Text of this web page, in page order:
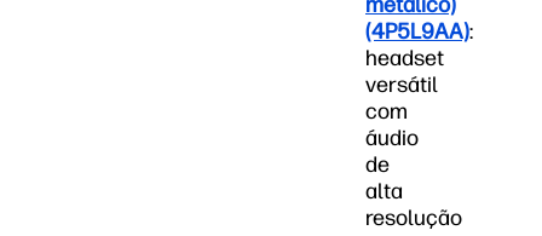
(4P5L9AA):
headset
versátil
com
áudio
de
alta
resolução